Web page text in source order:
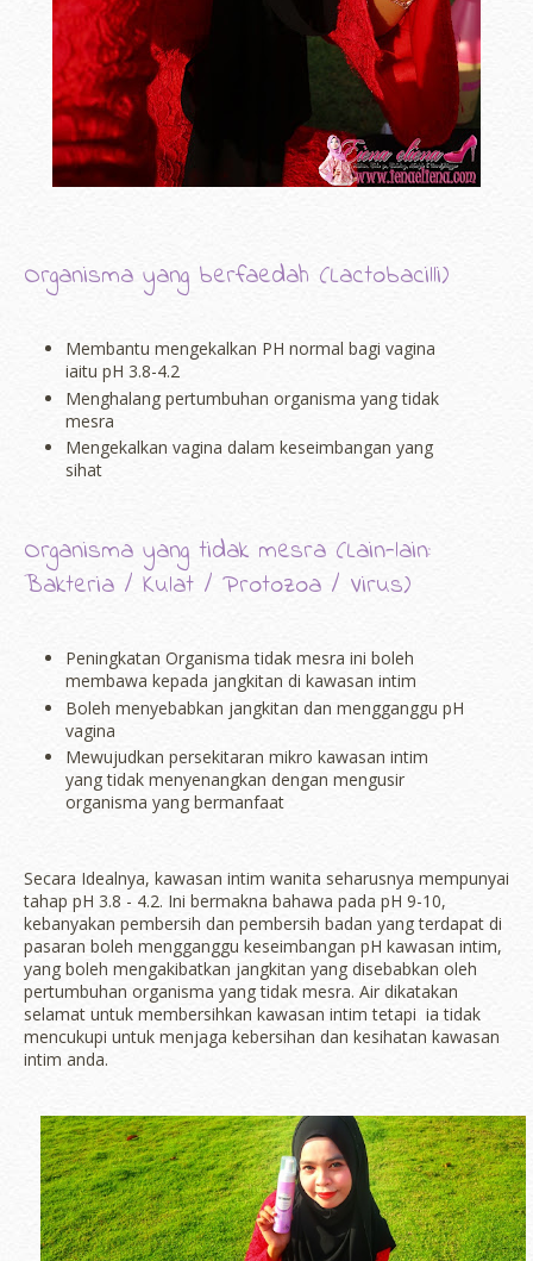
Organisma yang berfaedah (Lactobacilli)
Membantu mengekalkan PH normal bagi vagina
iaitu pH 3.8-4.2
Menghalang pertumbuhan organisma yang tidak
mesra
Mengekalkan vagina dalam keseimbangan yang
sihat
Organisma yang tidak mesra (Lain-lain:
Bakteria / Kulat / Protozoa / Virus)
Peningkatan Organisma tidak mesra ini boleh
membawa kepada jangkitan di kawasan intim
Boleh menyebabkan jangkitan dan mengganggu pH
vagina
Mewujudkan persekitaran mikro kawasan intim
yang tidak menyenangkan dengan mengusir
organisma yang bermanfaat
Secara Idealnya, kawasan intim wanita seharusnya mempunyai
tahap pH 3.8 - 4.2. Ini bermakna bahawa pada pH 9-10,
kebanyakan pembersih dan pembersih badan yang terdapat di
pasaran boleh mengganggu keseimbangan pH kawasan intim,
yang boleh mengakibatkan jangkitan yang disebabkan oleh
pertumbuhan organisma yang tidak mesra. Air dikatakan
selamat untuk membersihkan kawasan intim tetapi ia tidak
mencukupi untuk menjaga kebersihan dan kesihatan kawasan
intim anda.